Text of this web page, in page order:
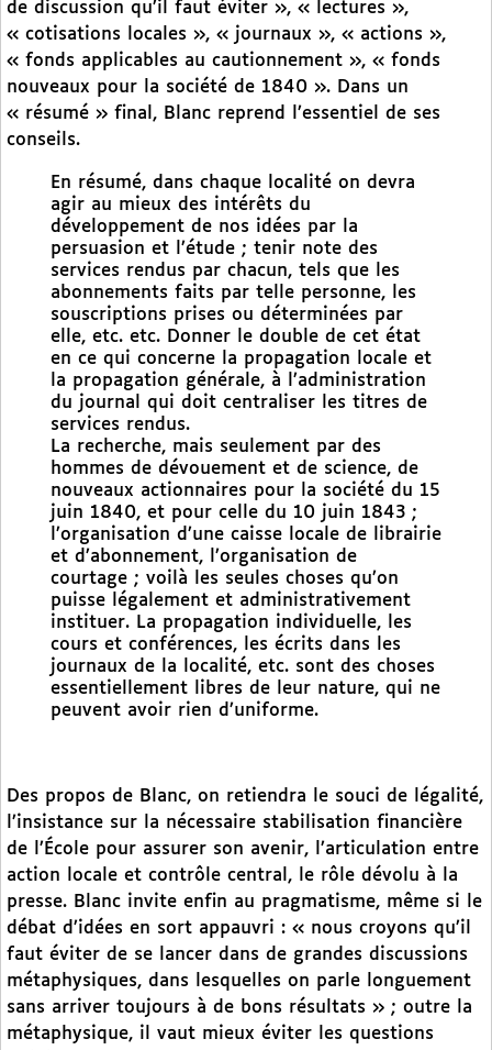
de discussion qu’il faut éviter », « lectures »,
« cotisations locales », « journaux », « actions »,
« fonds applicables au cautionnement », « fonds
nouveaux pour la société de 1840 ». Dans un
« résumé » final, Blanc reprend l’essentiel de ses
conseils.
En résumé, dans chaque localité on devra
agir au mieux des intérêts du
développement de nos idées par la
persuasion et l’étude ; tenir note des
services rendus par chacun, tels que les
abonnements faits par telle personne, les
souscriptions prises ou déterminées par
elle, etc. etc. Donner le double de cet état
en ce qui concerne la propagation locale et
la propagation générale, à l’administration
du journal qui doit centraliser les titres de
services rendus.
La recherche, mais seulement par des
hommes de dévouement et de science, de
nouveaux actionnaires pour la société du 15
juin 1840, et pour celle du 10 juin 1843 ;
l’organisation d’une caisse locale de librairie
et d’abonnement, l’organisation de
courtage ; voilà les seules choses qu’on
puisse légalement et administrativement
instituer. La propagation individuelle, les
cours et conférences, les écrits dans les
journaux de la localité, etc. sont des choses
essentiellement libres de leur nature, qui ne
peuvent avoir rien d’uniforme.
Des propos de Blanc, on retiendra le souci de légalité,
l’insistance sur la nécessaire stabilisation financière
de l’École pour assurer son avenir, l’articulation entre
action locale et contrôle central, le rôle dévolu à la
presse. Blanc invite enfin au pragmatisme, même si le
débat d’idées en sort appauvri : « nous croyons qu’il
faut éviter de se lancer dans de grandes discussions
métaphysiques, dans lesquelles on parle longuement
sans arriver toujours à de bons résultats » ; outre la
métaphysique, il vaut mieux éviter les questions